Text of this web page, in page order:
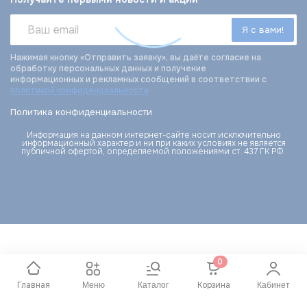
Нажимая кнопку «Отправить заявку», вы даёте согласие на
обработку персональных данных и получение
информационных и рекламных сообщений в соответствии с
политикой конфиденциальности
Политика конфиденциальности
Информация на данном интернет-сайте носит исключительно
информационный характер и ни при каких условиях не является
публичной офертой, определяемой положениями ст. 437 ГК РФ.
Главная Меню Каталог
0
Корзина Кабинет